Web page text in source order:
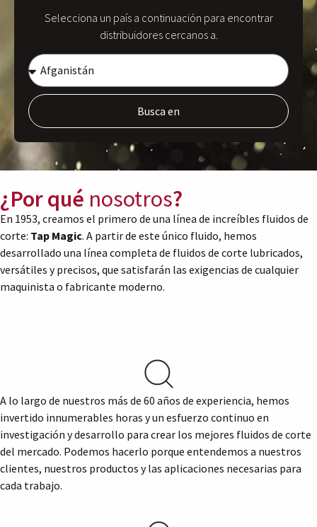
Selecciona un país a continuación para encontrar
distribuidores cercanos a.
Busca en
¿Por qué nosotros?
En 1953, creamos el primero de una línea de increíbles fluidos de
corte: Tap Magic. A partir de este único fluido, hemos
desarrollado una línea completa de fluidos de corte lubricados,
versátiles y precisos, que satisfarán las exigencias de cualquier
maquinista o fabricante moderno.
A lo largo de nuestros más de 60 años de experiencia, hemos
invertido innumerables horas y un esfuerzo continuo en
investigación y desarrollo para crear los mejores fluidos de corte
del mercado. Podemos hacerlo porque entendemos a nuestros
clientes, nuestros productos y las aplicaciones necesarias para
cada trabajo.